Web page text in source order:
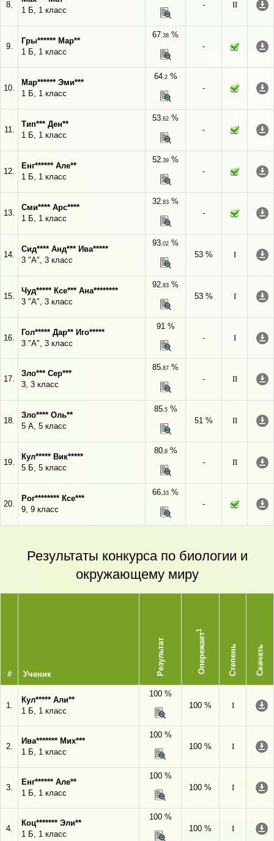
8.
1 Б, 1 класс
-
II
9.
Гры****** Мар**
1 Б, 1 класс
67,38 %
-
10.
Мар****** Эми***
1 Б, 1 класс
64,2%
-
11.
Тип*** Ден**
1 Б, 1 класс
53,62 %
-
12.
Енг****** Але**
1 Б, 1 класс
52,39 %
-
13.
Сми**** Арс****
1 Б, 1 класс
32,83 %
-
14.
Сид**** Анд*** Ива*****
3 "А", 3 класс
93,02 %
53 %
I
15.
Чуд***** Ксе*** Ана********
3 "А", 3 класс
92,83 %
53 %
I
16.
Гол***** Дар** Иго*****
3 "А", 3 класс
91 %
-
I
17.
Зло*** Сер***
3, 3 класс
85,87 %
-
II
18.
Зло**** Оль**
5 А, 5 класс
85,5%
51 %
II
19.
Кул***** Вик*****
5 Б, 5 класс
80,8%
-
II
20.
Рог******** Ксе***
9, 9 класс
66,33 %
-
Результаты конкурса по биологии и
окружающему миру
# Ученик Результат Опережает
1
Степень Скачать
1.
Кул***** Али**
1 Б, 1 класс
100 %
100 %
I
2.
Ива******* Мих***
1 Б, 1 класс
100 %
100 %
I
3.
Енг****** Але**
1 Б, 1 класс
100 %
100 %
I
4.
Коц******* Эли**
1 Б, 1 класс
100 %
100 %
I